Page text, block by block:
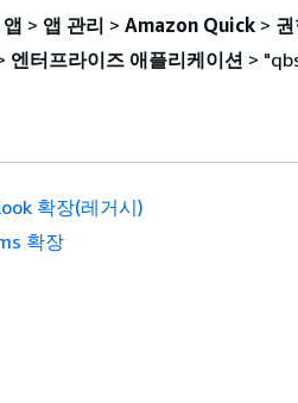
> 앱 관리 > Amazon Quick >
엔터프라이즈 애플리케이션 >
확장(레거시)
확장